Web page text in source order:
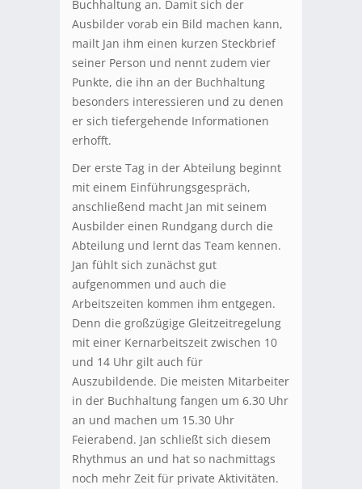
Buchhaltung an. Damit sich der
Ausbilder vorab ein Bild machen kann,
mailt Jan ihm einen kurzen Steckbrief
seiner Person und nennt zudem vier
Punkte, die ihn an der Buchhaltung
besonders interessieren und zu denen
er sich tiefergehende Informationen
erhofft.
Der erste Tag in der Abteilung beginnt
mit einem Einführungsgespräch,
anschließend macht Jan mit seinem
Ausbilder einen Rundgang durch die
Abteilung und lernt das Team kennen.
Jan fühlt sich zunächst gut
aufgenommen und auch die
Arbeitszeiten kommen ihm entgegen.
Denn die großzügige Gleitzeitregelung
mit einer Kernarbeitszeit zwischen 10
und 14 Uhr gilt auch für
Auszubildende. Die meisten Mitarbeiter
in der Buchhaltung fangen um 6.30 Uhr
an und machen um 15.30 Uhr
Feierabend. Jan schließt sich diesem
Rhythmus an und hat so nachmittags
noch mehr Zeit für private Aktivitäten.